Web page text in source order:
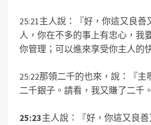
25:21主人說：『好，你這又良善
人，你在不多的事上有忠心，我
你管理；可以進來享受你主人的
25:22那領二千的也來，說：『主
二千銀子。請看，我又賺了二千。
25:23主人說：『好，你這又良